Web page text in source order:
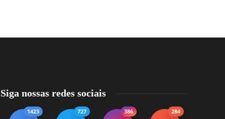
Siga nossas redes sociais
1423 727 386 284